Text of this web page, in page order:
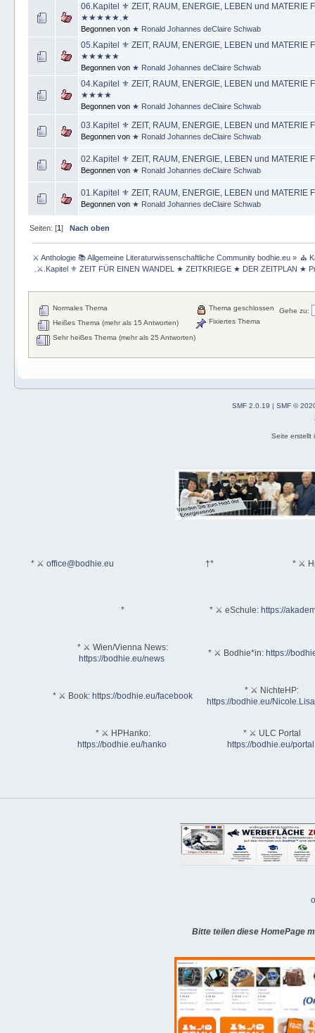
06.Kapitel ⚜ ZEIT, RAUM, ENERGIE, LEBEN und MATERIE
★★★★★.★
Begonnen von ★ Ronald Johannes deClaire Schwab
05.Kapitel ⚜ ZEIT, RAUM, ENERGIE, LEBEN und MATERIE
★★★★★
Begonnen von ★ Ronald Johannes deClaire Schwab
04.Kapitel ⚜ ZEIT, RAUM, ENERGIE, LEBEN und MATERIE
★★★★
Begonnen von ★ Ronald Johannes deClaire Schwab
03.Kapitel ⚜ ZEIT, RAUM, ENERGIE, LEBEN und
Begonnen von ★ Ronald Johannes deClaire Schwab
02.Kapitel ⚜ ZEIT, RAUM, ENERGIE, LEBEN und
Begonnen von ★ Ronald Johannes deClaire Schwab
01.Kapitel ⚜ ZEIT, RAUM, ENERGIE, LEBEN und MATERIE
Begonnen von ★ Ronald Johannes deClaire Schwab
Seiten: [1] Nach oben
⚔ Anthologie 📚 Allgemeine Literaturwissenschaftliche Community bodhie.eu» ⛪
.⚔.Kapitel ⚜ ZEIT FÜR EINEN WANDEL ★ ZEITKRIEGE ★ DER ZEITPLAN ★
Gehe zu:
Normales Thema
Heißes Thema (mehr als 15 Antworten)
Sehr heißes Thema (mehr als 25 Antworten)
Thema geschlossen
Fixiertes Thema
SMF 2.0.19 |SMF ©
Seite erstellt
* ⚔ office@bodhie.eu †* * ⚔
* * ⚔ eSchule: https://
* ⚔ Wien/Vienna News:
https://bodhie.eu/news
* ⚔ Bodhie*in: https://
* ⚔ Book: https://bodhie.eu/facebook
* ⚔ NichteHP:
https://bodhie.eu/
* ⚔ HPHanko:
https://bodhie.eu/hanko
* ⚔ ULC Portal
https://bodhie.eu/portal
Bitte teilen diese HomePage